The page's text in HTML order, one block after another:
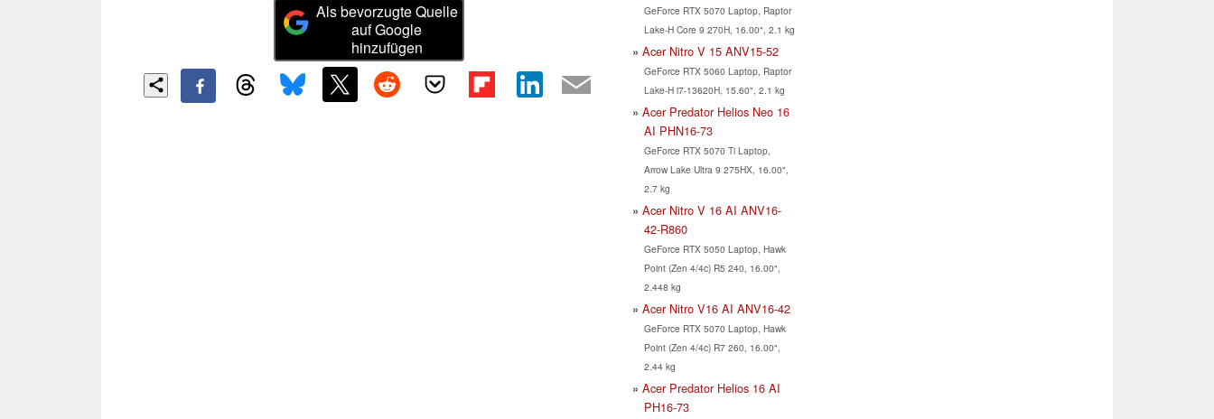
Als bevorzugte Quelle
auf Google
hinzufügen
GeForce RTX 5070 Laptop, Raptor
Lake-H Core 9 270H, 16.00", 2.1 kg
Acer Nitro V 15 ANV15-52
GeForce RTX 5060 Laptop, Raptor
Lake-H i7-13620H, 15.60", 2.1 kg
Acer Predator Helios Neo 16
AI PHN16-73
GeForce RTX 5070 Ti Laptop,
Arrow Lake Ultra 9 275HX, 16.00",
2.7 kg
Acer Nitro V 16 AI ANV16-
42-R860
GeForce RTX 5050 Laptop, Hawk
Point (Zen 4/4c) R5 240, 16.00",
2.448 kg
Acer Nitro V16 AI ANV16-42
GeForce RTX 5070 Laptop, Hawk
Point (Zen 4/4c) R7 260, 16.00",
2.44 kg
Acer Predator Helios 16 AI
PH16-73